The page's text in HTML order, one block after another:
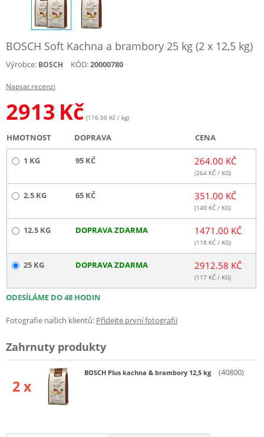
BOSCH Soft Kachna a brambory 25 kg (2 x 12,5 kg)
Výrobce: BOSCH KÓD:20000780
Napsat recenzi
2913 Kč (116.50 Kč / kg)
HMOTNOST DOPRAVA CENA
1 KG 95 KČ 264.00 KČ
(264 KČ / KG)
2.5 KG 65 KČ 351.00 KČ
(140 KČ / KG)
12.5 KG DOPRAVA ZDARMA 1471.00 KČ
(118 KČ / KG)
25 KG DOPRAVA ZDARMA 2912.58 KČ
(117 KČ / KG)
ODESÍLÁME DO 48 HODIN
Fotografie našich klientů: Přidejte první fotografii
Zahrnuty produkty
2 x
BOSCH Plus kachna & brambory 12,5 kg (40800)